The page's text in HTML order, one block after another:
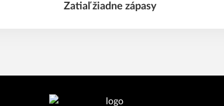
Zatiaľ žiadne zápasy